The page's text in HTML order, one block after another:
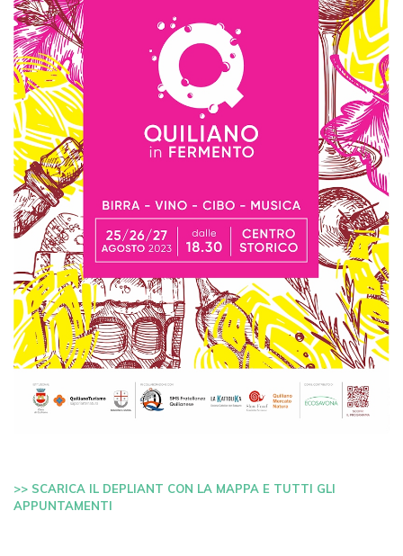
>> SCARICA IL DEPLIANT CON LA MAPPA E TUTTI GLI
APPUNTAMENTI